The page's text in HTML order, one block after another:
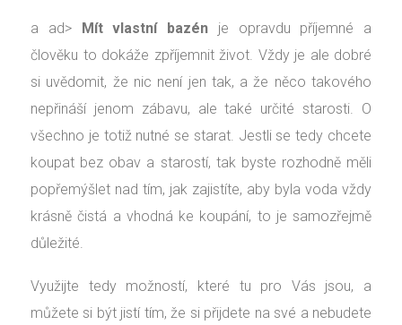
a ad> Mít vlastní bazén je opravdu příjemné a
člověku to dokáže zpříjemnit život. Vždy je ale dobré
si uvědomit, že nic není jen tak, a že něco takového
nepřináší jenom zábavu, ale také určité starosti. O
všechno je totiž nutné se starat. Jestli se tedy chcete
koupat bez obav a starostí, tak byste rozhodně měli
popřemýšlet nad tím, jak zajistíte, aby byla voda vždy
krásně čistá a vhodná ke koupání, to je samozřejmě
důležité.
Využijte tedy možností, které tu pro Vás jsou, a
můžete si být jistí tím, že si přijdete na své a nebudete